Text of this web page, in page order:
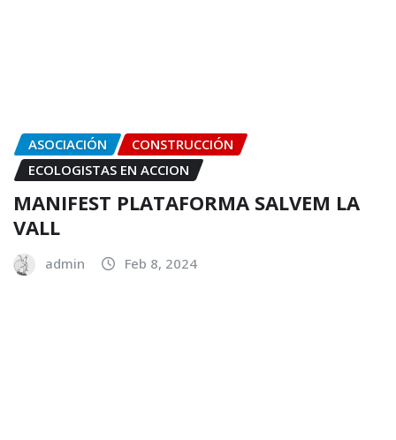
ASOCIACIÓN
CONSTRUCCIÓN
ECOLOGISTAS EN ACCION
MANIFEST PLATAFORMA SALVEM LA
VALL
admin Feb 8, 2024